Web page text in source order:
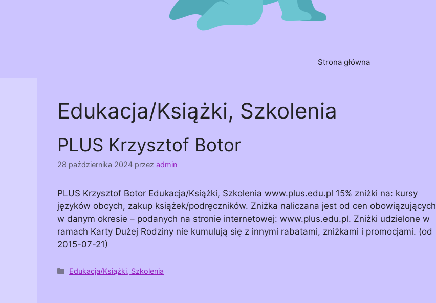
Strona główna
Edukacja/Książki, Szkolenia
PLUS Krzysztof Botor
28 października 2024 przez admin
PLUS Krzysztof Botor Edukacja/Książki, Szkolenia www.plus.edu.pl 15% zniżki na: kursy
języków obcych, zakup książek/podręczników. Zniżka naliczana jest od cen obowiązujących
w danym okresie – podanych na stronie internetowej: www.plus.edu.pl. Zniżki udzielone w
ramach Karty Dużej Rodziny nie kumulują się z innymi rabatami, zniżkami i promocjami. (od
2015-07-21)
Kategorie
Edukacja/Książki, Szkolenia